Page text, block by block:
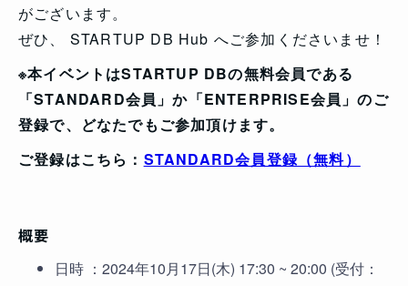
がございます。
ぜひ、 STARTUP DB Hub へご参加くださいませ！
※本イベントはSTARTUP DBの無料会員である
「STANDARD会員」か「ENTERPRISE会員」のご
登録で、どなたでもご参加頂けます。
ご登録はこちら： STANDARD会員登録（無料）
概要
日時 ：2024年10月17日(木) 17:30 ~ 20:00 (受付：